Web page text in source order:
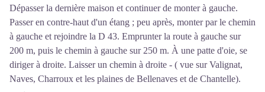
Dépasser la dernière maison et continuer de monter à gauche.
Passer en contre-haut d'un étang ; peu après, monter par le chemin
à gauche et rejoindre la D 43. Emprunter la route à gauche sur
200 m, puis le chemin à gauche sur 250 m. À une patte d'oie, se
diriger à droite. Laisser un chemin à droite - ( vue sur Valignat,
Naves, Charroux et les plaines de Bellenaves et de Chantelle).